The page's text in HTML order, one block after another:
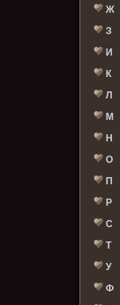
Ж
З
И
К
Л
М
Н
О
П
Р
С
Т
У
Ф